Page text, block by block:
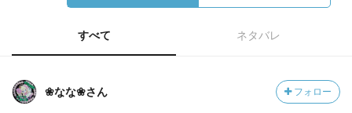
すべて ネタバレ
❀なな❀さん フォロー